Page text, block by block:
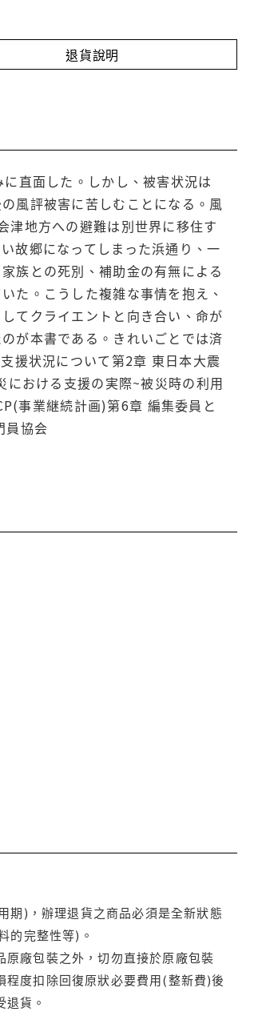
退貨說明
直面した。しかし、被害状況は
風評被害に苦しむことになる。風
津地方への避難は別世界に移住す
故郷になってしまった浜通り、一
族との死別、補助金の有無による
た。こうした複雑な事情を抱え、
てクライエントと向き合い、命が
が本書である。きれいごとでは済
援状況について第2章 東日本大震
おける支援の実際~被災時の利用
事業継続計画)第6章 編集委員と
員協会
期)，辦理退貨之商品必須是全新狀態
的完整性等)。
廠包裝之外，切勿直接於原廠包裝
程度扣除回復原狀必要費用(整新費)後
貨。